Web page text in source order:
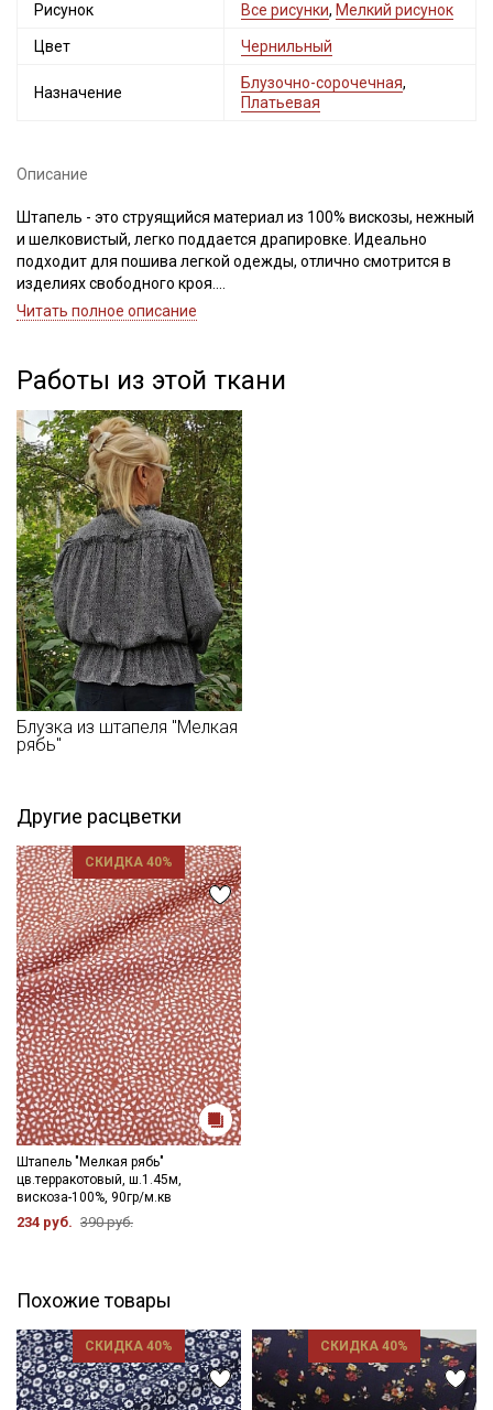
Рисунок Все рисунки, Мелкий рисунок
Цвет Чернильный
Назначение
Блузочно-сорочечная,
Платьевая
Описание
Штапель - это струящийся материал из 100% вискозы, нежный
и шелковистый, легко поддается драпировке. Идеально
подходит для пошива легкой одежды, отлично смотрится в
изделиях свободного кроя.
Светлые и однотонные расцветки просвечивают и имеют
прополосните отрез в воде до прозрачной воды при t
дальнейших стирок, но не выше 40С, подсушите в один слой и
слегка влажную ткань прогладьте теплым утюгом, с
изнаночной стороны.
Край ткани склонен к осыпанию, рекомендуем увеличить
припуски на швы и использовать иглы и нитки для легких
видов ткани.
Уход:
- стирка до 30C режим "ручной стирки"
- запрещены отбеливатели
- сушить в подвешенном и расправленном состоянии
- гладить на низкой температуре (с изнанки).
Цветопередача может отличаться от оригинального цвета
ткани в зависимости от настроек вашего монитора и в
зависимости от партии.
Читать полное описание
Работы из этой ткани
Блузка из штапеля "Мелкая
рябь"
Другие расцветки
СКИДКА 40%
Штапель "Мелкая рябь"
цв.терракотовый, ш.1.45м,
вискоза-100%, 90гр/м.кв
234 руб. 390 руб.
Похожие товары
СКИДКА 40% СКИДКА 40%